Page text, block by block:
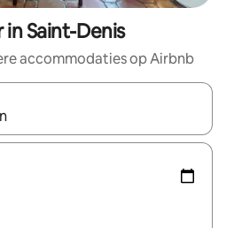
Saint-Denis
accommodaties op Airbnb
beschikbaar zijn, maak je een keuze